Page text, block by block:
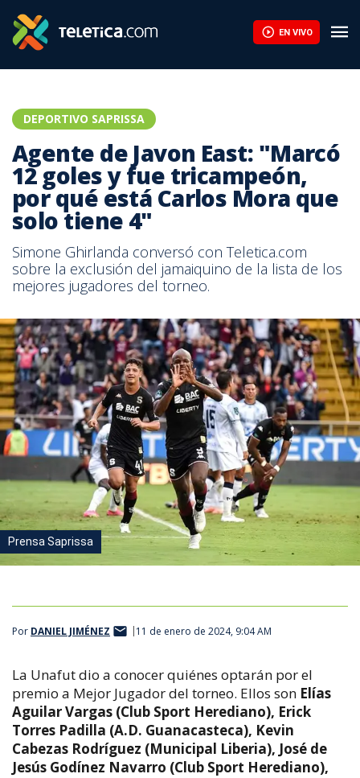
EN VIVO
DEPORTIVO SAPRISSA
Agente de Javon East: "Marcó
12 goles y fue tricampeón,
por qué está Carlos Mora que
solo tiene 4"
Simone Ghirlanda conversó con Teletica.com
sobre la exclusión del jamaiquino de la lista de los
mejores jugadores del torneo.
Prensa Saprissa
Por DANIEL JIMÉNEZ 11 de enero de 2024, 9:04 AM
La Unafut dio a conocer quiénes optarán por el
premio a Mejor Jugador del torneo. Ellos son Elías
Aguilar Vargas (Club Sport Herediano), Erick
Torres Padilla (A.D. Guanacasteca), Kevin
Cabezas Rodríguez (Municipal Liberia), José de
Jesús Godínez Navarro (Club Sport Herediano),